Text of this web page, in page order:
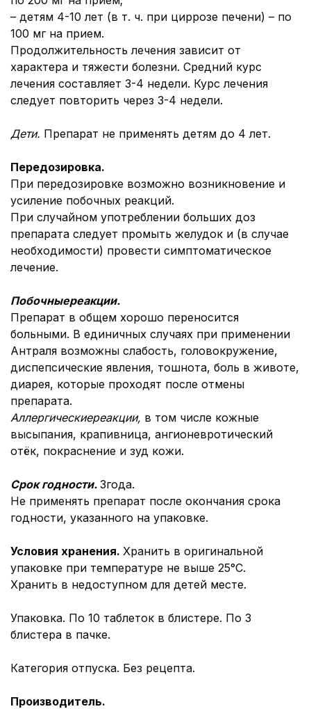
– детям 4-10 лет (в т. ч. при циррозе печени) – по
100 мг на прием.
Продолжительность лечения зависит от
характера и тяжести болезни. Средний курс
лечения составляет 3-4 недели. Курс лечения
следует повторить через 3-4 недели.
Дети. Препарат не применять детям до 4 лет.
Передозировка.
При передозировке возможно возникновение и
усиление побочных реакций.
При случайном употреблении больших доз
препарата следует промыть желудок и (в случае
необходимости) провести симптоматическое
лечение.
Побочныереакции.
Препарат в общем хорошо переносится
больными. В единичных случаях при применении
Антраля возможны слабость, головокружение,
диспепсические явления, тошнота, боль в животе,
диарея, которые проходят после отмены
препарата.
Аллергическиереакции, в том числе кожные
высыпания, крапивница, ангионевротический
отёк, покраснение и зуд кожи.
Срок годности. 3года.
Не применять препарат после окончания срока
годности, указанного на упаковке.
Условия хранения. Хранить в оригинальной
упаковке при температуре не выше 25°С.
Хранить в недоступном для детей месте.
Упаковка. По 10 таблеток в блистере. По 3
блистера в пачке.
Категория отпуска. Без рецепта.
Производитель.